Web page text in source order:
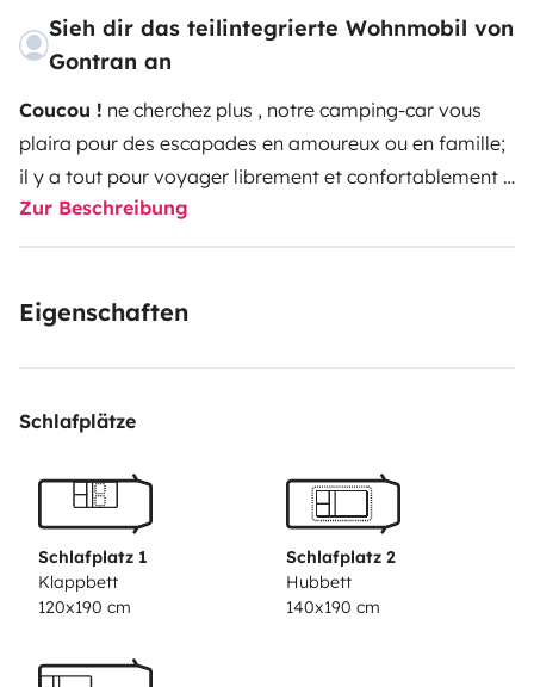
Sieh dir das teilintegrierte Wohnmobil von
Gontran an
Coucou ! ne cherchez plus , notre camping-car vous
plaira pour des escapades en amoureux ou en famille;
il y a tout pour voyager librement et confortablement :
kit vaisselles et casseroles, mobilier extérieur et kit de
jeux ( modifiable selon vos envies ) ; Equipé d'un four,
autonome avec son panneau solaire, equipé d'une box
Boite auto-Consommation : 12L/100kms
, 1 lit pavillon 2 places et un lit d'appoint une
personne
Zur Beschreibung
Eigenschaften
Schlafplätze
Schlafplatz 1
Klappbett
120x190 cm
Schlafplatz 2
Hubbett
140x190 cm